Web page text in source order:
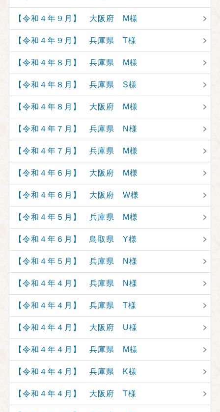
【令和４年９月】 大阪府 M様
【令和４年９月】 兵庫県 T様
【令和４年８月】 兵庫県 M様
【令和４年８月】 兵庫県 S様
【令和４年８月】 大阪府 M様
【令和４年７月】 兵庫県 N様
【令和４年７月】 兵庫県 M様
【令和４年６月】 大阪府 M様
【令和４年６月】 大阪府 W様
【令和４年５月】 兵庫県 M様
【令和４年６月】 鳥取県 Y様
【令和４年５月】 兵庫県 N様
【令和４年４月】 兵庫県 N様
【令和４年４月】 兵庫県 T様
【令和４年４月】 大阪府 U様
【令和４年４月】 兵庫県 M様
【令和４年４月】 兵庫県 K様
【令和４年４月】 大阪府 T様